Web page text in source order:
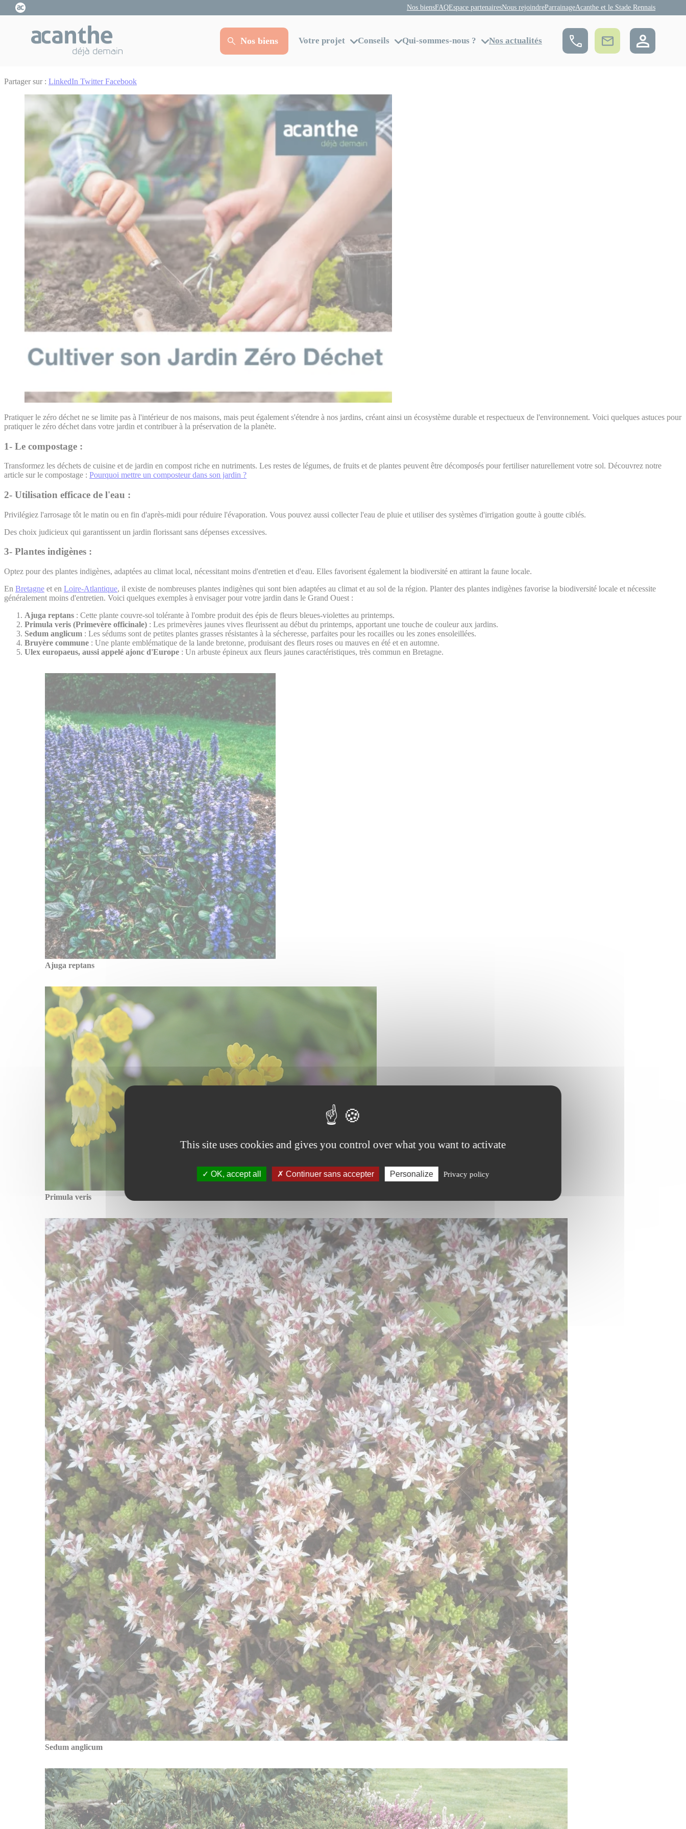
Cookies management panel
This site uses cookies and gives you control over what you want to activate
OK, accept all Continuer sans accepter Personalize Privacy policy
Nos biensFAQEspace partenairesNous rejoindreParrainageAcanthe et le Stade Rennais
Nos biens Votre projet Conseils Qui-sommes-nous ? Nos actualités
14 novembre 2023
Cultiver un jardin écologique
Partager sur : LinkedIn Twitter Facebook
Pratiquer le zéro déchet ne se limite pas à l'intérieur de nos maisons, mais peut également s'étendre à nos jardins, créant ainsi un écosystème durable et respectueux de l'environnement. Voici quelques astuces pour
pratiquer le zéro déchet dans votre jardin et contribuer à la préservation de la planète.
1- Le compostage :
Transformez les déchets de cuisine et de jardin en compost riche en nutriments. Les restes de légumes, de fruits et de plantes peuvent être décomposés pour fertiliser naturellement votre sol. Découvrez notre
article sur le compostage : Pourquoi mettre un composteur dans son jardin ?
2- Utilisation efficace de l'eau :
Privilégiez l'arrosage tôt le matin ou en fin d'après-midi pour réduire l'évaporation. Vous pouvez aussi collecter l'eau de pluie et utiliser des systèmes d'irrigation goutte à goutte ciblés.
Des choix judicieux qui garantissent un jardin florissant sans dépenses excessives.
3- Plantes indigènes :
Optez pour des plantes indigènes, adaptées au climat local, nécessitant moins d'entretien et d'eau. Elles favorisent également la biodiversité en attirant la faune locale.
En Bretagne et en Loire-Atlantique, il existe de nombreuses plantes indigènes qui sont bien adaptées au climat et au sol de la région. Planter des plantes indigènes favorise la biodiversité locale et nécessite
généralement moins d'entretien. Voici quelques exemples à envisager pour votre jardin dans le Grand Ouest :
Ajuga reptans : Cette plante couvre-sol tolérante à l'ombre produit des épis de fleurs bleues-violettes au printemps.
Primula veris (Primevère officinale) : Les primevères jaunes vives fleurissent au début du printemps, apportant une touche de couleur aux jardins.
Sedum anglicum : Les sédums sont de petites plantes grasses résistantes à la sécheresse, parfaites pour les rocailles ou les zones ensoleillées.
Bruyère commune : Une plante emblématique de la lande bretonne, produisant des fleurs roses ou mauves en été et en automne.
Ulex europaeus, aussi appelé ajonc d'Europe : Un arbuste épineux aux fleurs jaunes caractéristiques, très commun en Bretagne.
Ajuga reptans
Primula veris
Sedum anglicum